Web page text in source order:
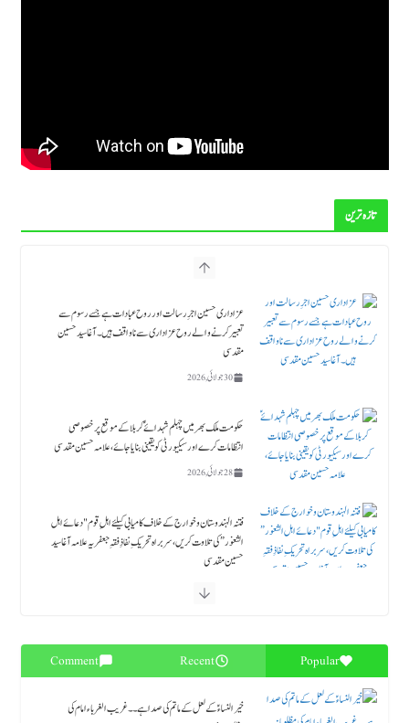
تازہ ترین
حکومت ملک بھر میں چہلم شہدائےؑ کربلا کے موقع پر خصوصی
انتظامات کرے اور سیکیورٹی کو یقینی بنایا جائے، علامہ حسین مقدسی
28 جولائی, 2026
الثغور” کی تلاوت کریں، سربراہ تحریکِ نفاذِ فقہِ جعفریہ علامہ آغا سید
حسین مقدسی
23 جولائی, 2026
مظلومِؑ کربلا کی عزاداری کو من پسند سانچوں میں ڈھالنے کے بجائے سیرتِ زینبؑ و زین العابدینؑ کی اتباع کی
جائے۔ علامہ آغا حسین مقدسی
18 جولائی, 2026
بلوچستان میں قیام امن کیلئے فوری اے پی سی بلائی جائے، طارق جعفری
17 جولائی, 2026
Popular
Recent
Comment
خیرالنساءؑ کے لعل کے ماتم کی صدا ہے۔۔ غریب الغرباء امام کی